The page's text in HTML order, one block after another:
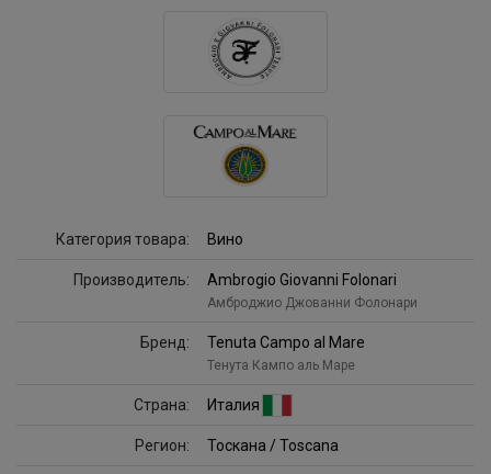
Категория товара: Вино
Производитель: Ambrogio Giovanni Folonari
Амброджио Джованни Фолонари
Бренд: Tenuta Campo al Mare
Тенута Кампо аль Маре
Страна: Италия
Регион: Тоскана / Toscana